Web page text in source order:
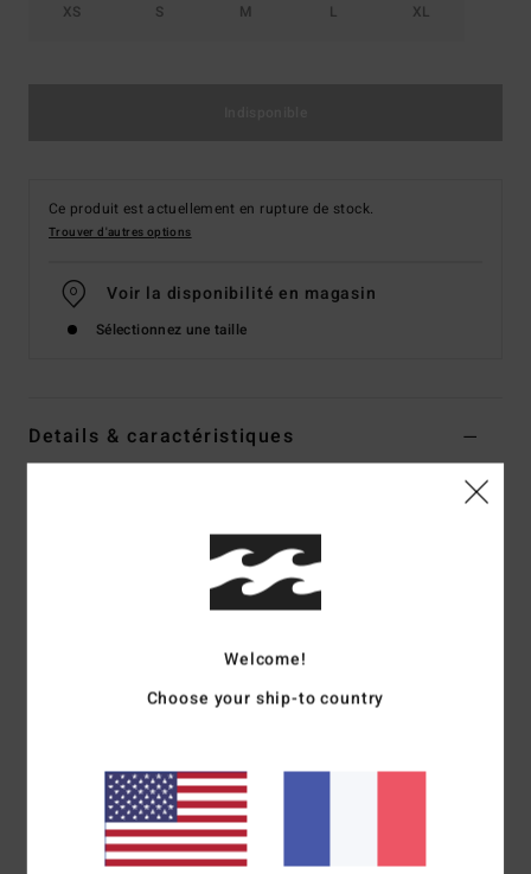
XS S M L XL
Ce produit est actuellement en rupture de stock.
Trouver d'autres options
Voir la disponibilité en magasin
Sélectionnez une taille
Details & caractéristiques
Code couleur
Velours côtelé en coton, polyester et
Système de fermeture :Fermeture par cordon de serrage
Poches :Poches sur la couture
Logo :plaque en métal
Welcome!
Choose your ship-to country